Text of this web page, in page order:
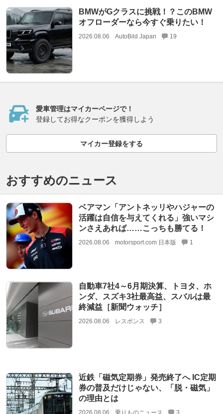
BMWがGクラスに挑戦！？このBMW
オフローダーなら今すぐ乗りたい！
2026.08.06 AutoBild Japan 19
愛車管理はマイカーページで！
登録してお得なクーポンを獲得しよう
マイカー登録をする
おすすめのニュース
ベアマン「アントネッリやハジャーの
活躍は自信を与えてくれる」強いマシ
ンさえあれば……こっちも勝てる！
2026.08.06 motorsport.com 日本版 1
自動車7社4～6月期決算、トヨタ、ホ
ンダ、スズキ3社最高益、スバルは最
終減益［新聞ウォッチ］
2026.08.06 レスポンス 3
近鉄「磁気定期券」発売終了へ IC定期
券の普及だけじゃない、「脱・磁気」
の理由とは
2026.08.06 乗りものニュース 3